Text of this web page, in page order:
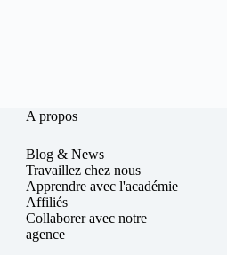
A propos
Blog & News
Travaillez chez nous
Apprendre avec l'académie
Affiliés
Collaborer avec notre
agence